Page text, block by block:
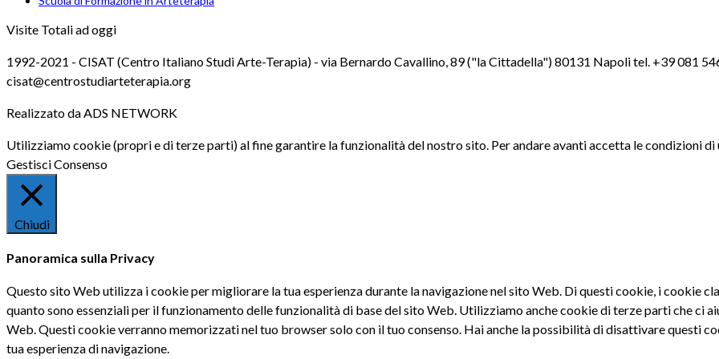
Visite Totali ad oggi
1992-2021 - CISAT (Centro Italiano Studi Arte-Terapia) - via Bernardo Cavallino, 89 ("la Cittadella") 80131 Napoli tel. +39 081
cisat@centrostudiarteterapia.org
Realizzato da ADS NETWORK
Utilizziamo cookie (propri e di terze parti) al fine garantire la funzionalità del nostro sito. Per andare avanti accetta le condizioni
Gestisci Consenso
Chiudi
Panoramica sulla Privacy
Questo sito Web utilizza i cookie per migliorare la tua esperienza durante la navigazione nel sito Web. Di questi cookie, i cookie
quanto sono essenziali per il funzionamento delle funzionalità di base del sito Web. Utilizziamo anche cookie di terze parti che ci
Web. Questi cookie verranno memorizzati nel tuo browser solo con il tuo consenso. Hai anche la possibilità di disattivare questi
tua esperienza di navigazione.